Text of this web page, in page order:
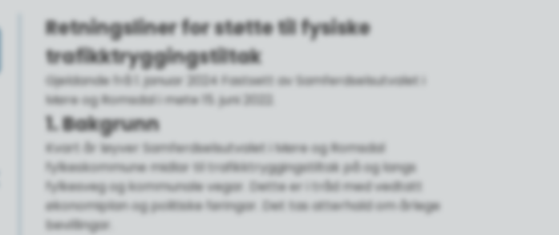
Retningsliner for støtte til fysiske
trafikktryggingstiltak
Gjeldande frå 1. januar 2024 Fastsett av Samferdselsutvalet i
Møre og Romsdal i møte 15. juni 2022.
1. Bakgrunn
Kvart år løyver Samferdselsutvalet i Møre og Romsdal
fylkeskommune midlar til trafikktryggingstiltak på og langs
fylkesveg og kommunale vegar. Dette er i tråd med vedtatt
økonomiplan og politiske føringar. Det tas atterhald om årlege
bevillingar.